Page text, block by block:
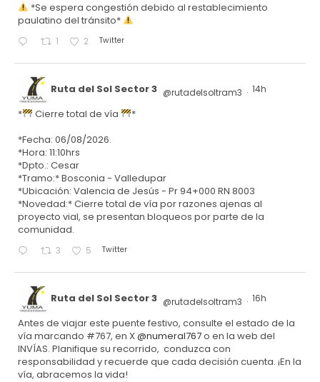
*Se espera congestión debido al restablecimiento
paulatino del tránsito*
1 2 Twitter
Ruta del Sol Sector 3 @rutadelsoltram3 · 14h
* Cierre total de vía
*
*Fecha: 06/08/2026.
*Hora: 11:10hrs
*Dpto.: Cesar
*Tramo:* Bosconia - Valledupar
*Ubicación: Valencia de Jesús - Pr 94+000 RN 8003
*Novedad:* Cierre total de vía por razones ajenas al
proyecto vial, se presentan bloqueos por parte de la
comunidad.
3 5 Twitter
Ruta del Sol Sector 3 @rutadelsoltram3 · 16h
Antes de viajar este puente festivo, consulte el estado de la
vía marcando #767, en X@numeral767o en la web del
INVÍAS. Planifique su recorrido, conduzca con
responsabilidad y recuerde que cada decisión cuenta. ¡En la
vía, abracemos la vida!